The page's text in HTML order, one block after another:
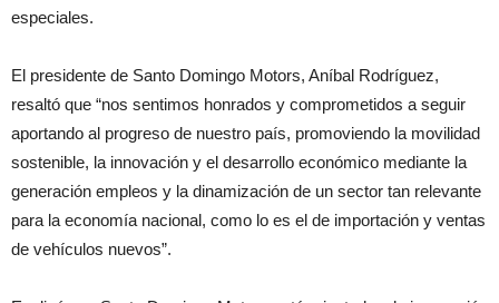
especiales.
El presidente de Santo Domingo Motors, Aníbal Rodríguez,
resaltó que “nos sentimos honrados y comprometidos a seguir
aportando al progreso de nuestro país, promoviendo la movilidad
sostenible, la innovación y el desarrollo económico mediante la
generación empleos y la dinamización de un sector tan relevante
para la economía nacional, como lo es el de importación y ventas
de vehículos nuevos”.